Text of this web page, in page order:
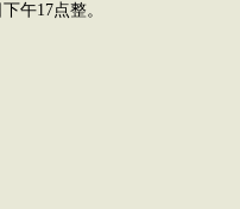
午17点整。